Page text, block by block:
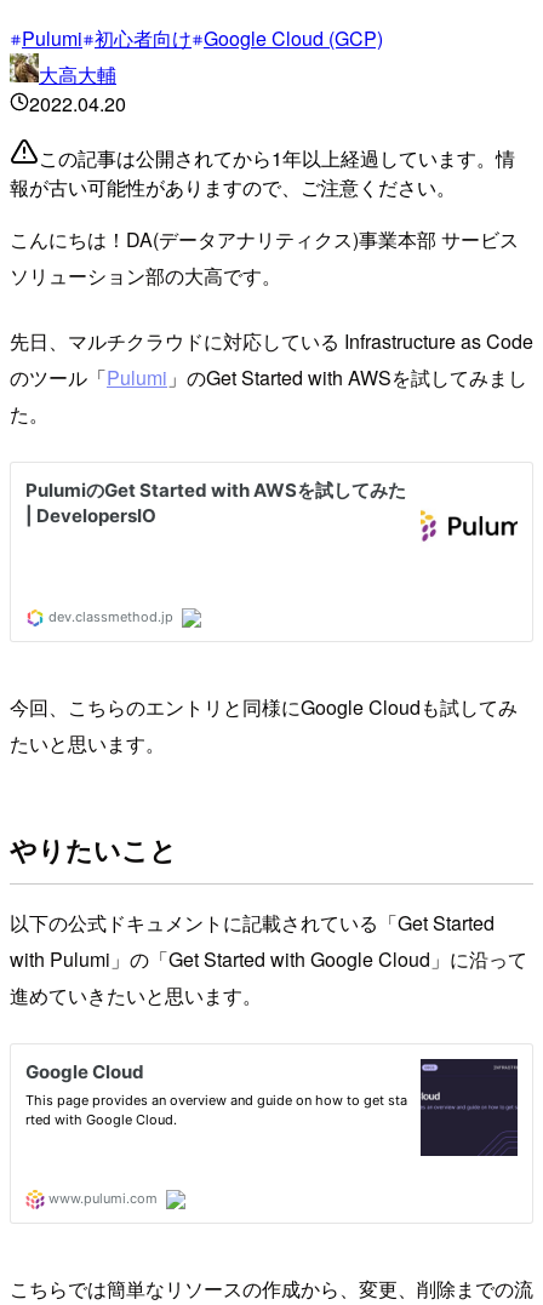
Pulumi 初心者向け Google Cloud (GCP)
大高大輔
2022.04.20
この記事は公開されてから1年以上経過しています。情
報が古い可能性がありますので、ご注意ください。
こんにちは！DA(データアナリティクス)事業本部 サービス
ソリューション部の大高です。
先日、マルチクラウドに対応している Infrastructure as Code
のツール「Pulumi 」のGet Started with AWSを試してみまし
た。
今回、こちらのエントリと同様にGoogle Cloudも試してみ
たいと思います。
やりたいこと
以下の公式ドキュメントに記載されている「Get Started
with Pulumi」の「Get Started with Google Cloud」に沿って
進めていきたいと思います。
こちらでは簡単なリソースの作成から、変更、削除までの流